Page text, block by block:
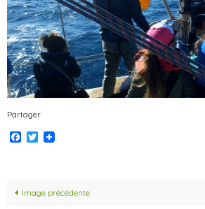
Partager
Facebook
Twitter
Image précédente